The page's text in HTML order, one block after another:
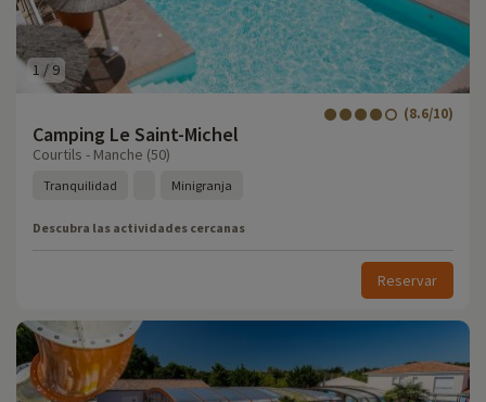
1 / 9
Camping Le Saint-Michel
(8.6/10)
Courtils - Manche (50)
Tranquilidad Minigranja
Descubra las actividades cercanas
Reservar